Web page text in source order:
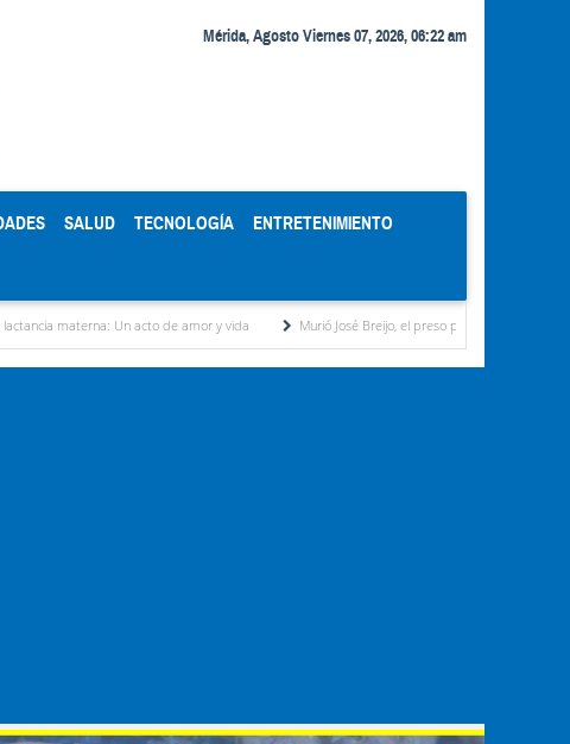
Mérida, Agosto Viernes 07, 2026, 06:22 am
SALUD TECNOLOGÍA ENTRETENIMIENTO
Un acto de amor y vida Murió José Breijo, el preso político uruguayo-venezolano